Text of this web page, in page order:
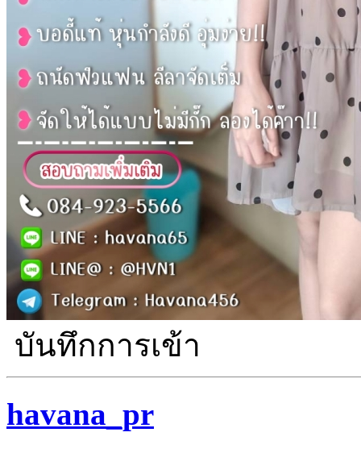
บันทึกการเข้า
havana_pr